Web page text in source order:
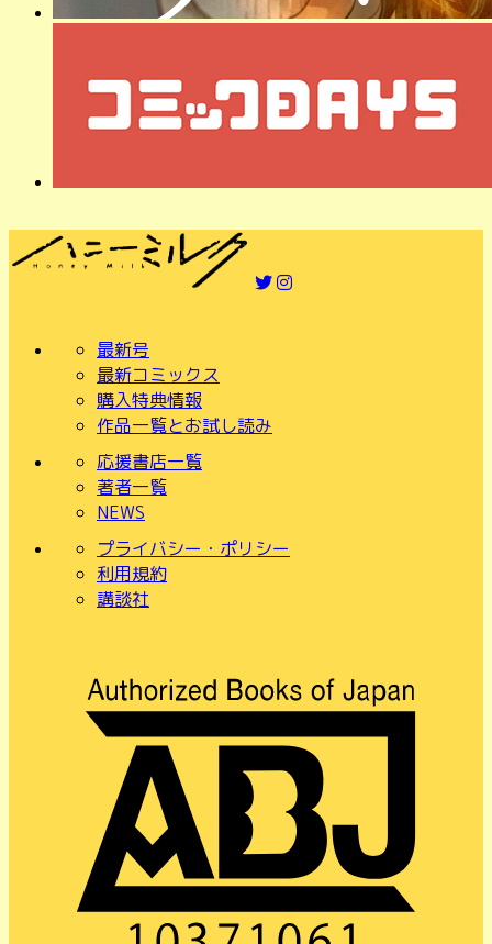
最新号
最新コミックス
購入特典情報
作品一覧とお試し読み
応援書店一覧
著者一覧
NEWS
プライバシー・ポリシー
利用規約
講談社